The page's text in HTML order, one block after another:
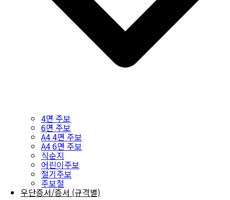
4면 주보
6면 주보
A4 4면 주보
A4 6면 주보
식순지
어린이주보
절기주보
주보철
우단증서/증서 (규격별)